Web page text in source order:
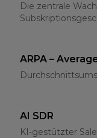
Die zentrale
ARPA –
AI SDR
KI-gestützter